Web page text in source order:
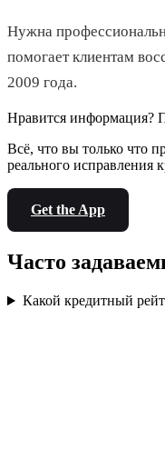
Нужна
помогает клиентам
2009 года.
Нравится информация?
Всё, что вы только что
реального исправления
Get the App
Часто
Какой кредитный